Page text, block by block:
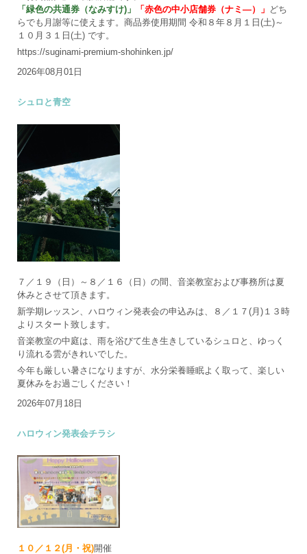
「緑色の共通券（なみすけ)」
「赤色の中小店舗券（ナミ―）」 どち
らでも月謝等に使えます。商品券使用期間 令和８年８月１日(土)～
１０月３１日(土) です。
https://suginami-premium-shohinken.jp/
2026年08月01日
シュロと青空
７／１９（日）～８／１６（日）の間、音楽教室および事務所は夏
休みとさせて頂きます。
新学期レッスン、ハロウィン発表会の申込みは、８／１７(月)１３時
よりスタート致します。
音楽教室の中庭は、雨を浴びて生き生きしているシュロと、ゆっく
り流れる雲がきれいでした。
今年も厳しい暑さになりますが、水分栄養睡眠よく取って、楽しい
夏休みをお過ごしください！
2026年07月18日
ハロウィン発表会チラシ
１０／１２(月・祝)開催